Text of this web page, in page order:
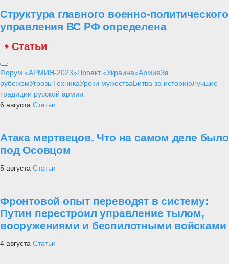
Структура главного военно-политического
управления ВС РФ определена
Статьи
Форум «АРМИЯ-2023»Проект «Украина»АрмияЗа
рубежомУгрозыТехникаУроки мужестваБитва за историюЛучшие
традиции русской армии
6 августа Статьи
Атака мертвецов. Что на самом деле было
под Осовцом
5 августа Статьи
Фронтовой опыт переводят в систему:
Путин перестроил управление тылом,
вооружениями и беспилотными войсками
4 августа Статьи